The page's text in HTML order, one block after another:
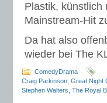
Plastik, künstlich
Mainstream-Hit
Da hat also
wieder bei The
ComedyDrama
Craig Parkinson Great Night
Stephen Walters The Royal